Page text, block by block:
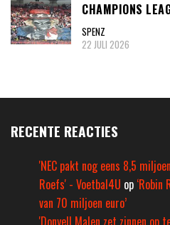
CHAMPIONS
SPENZ
22 JULI 2026
RECENTE REACTIES
'NEC pakt nog eens 8,5
Roefs' - Voetbal4U op
van 70 miljoen euro’
'Donyell Malen zet zinnen op